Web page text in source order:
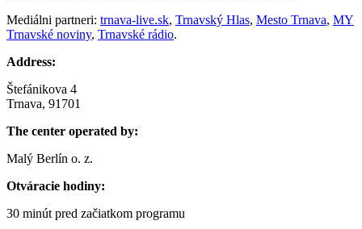
Mediálni partneri: trnava-live.sk, Trnavský Hlas, Mesto Trnava, MY
Trnavské noviny, Trnavské rádio.
Address:
Štefánikova 4
Trnava, 91701
The center operated by:
Malý Berlín o. z.
Otváracie hodiny:
30 minút pred začiatkom programu